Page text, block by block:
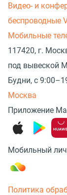
Видео- и
беспроводные
Мобильные
117420, г.
под вывеской
Будни, с
Москва
Приложение
Мобильный
Политика